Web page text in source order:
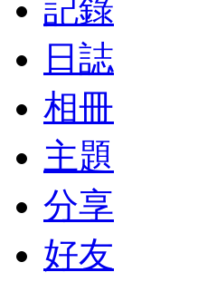
記錄
日誌
相冊
主題
分享
好友